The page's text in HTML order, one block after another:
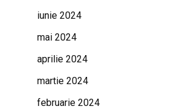
iunie 2024
mai 2024
aprilie 2024
martie 2024
februarie 2024